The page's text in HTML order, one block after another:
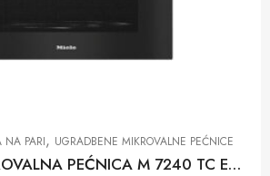
NA PARI, UGRADBENE MIKROVALNE PEĆNICE
UGRADNA MIKROVALNA PEĆNICA M 7240 TC EDST